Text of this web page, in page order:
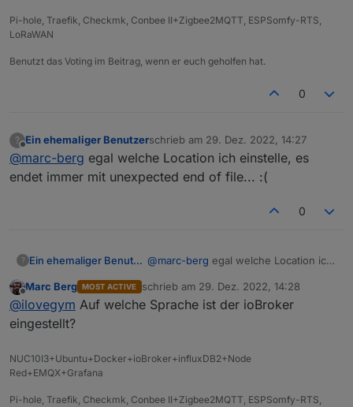
Pi-hole, Traefik, Checkmk, Conbee II+Zigbee2MQTT, ESPSomfy-RTS,
LoRaWAN
Benutzt das Voting im Beitrag, wenn er euch geholfen hat.
0
? Ein ehemaliger Benutzerschrieb am 29. Dez. 2022, 14:27
zuletzt editiert von
@marc-berg egal welche Location ich einstelle, es
endet immer mit unexpected end of file... :(
0
? Ein ehemaliger Benutzer @marc-berg egal welche Location ich
unexpected end of file... :(
Offline
Marc Berg MOST ACTIVE schrieb am 29. Dez. 2022, 14:28
zuletzt editiert von
@ilovegym Auf welche Sprache ist der ioBroker
eingestellt?
NUC10I3+Ubuntu+Docker+ioBroker+influxDB2+Node
Red+EMQX+Grafana
Pi-hole, Traefik, Checkmk, Conbee II+Zigbee2MQTT, ESPSomfy-RTS,